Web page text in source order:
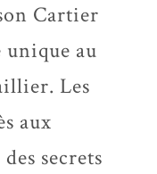
Cartier
unique au
Les
aux
secrets